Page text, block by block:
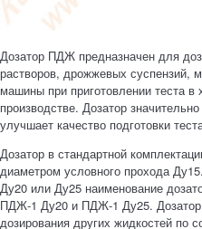
Дозатор ПДЖ предназначен для
растворов, дрожжевых суспензий,
машины при приготовлении теста в
производстве. Дозатор
улучшает качество подготовки
Дозатор в стандартной
диаметром условного прохода
Ду20 или Ду25 наименование
ПДЖ-1 Ду20 и ПДЖ-1 Ду25. Дозатор
дозирования других жидкостей по